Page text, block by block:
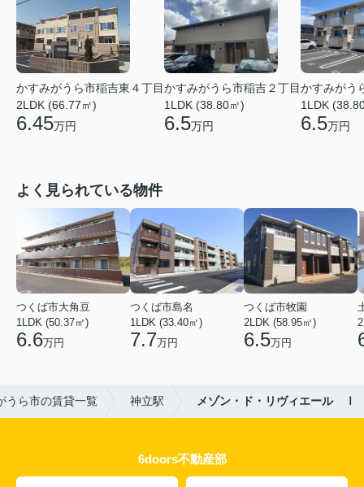
かすみがうら市稲吉東４丁目
2LDK (66.77㎡)
6.45万円
かすみがうら市稲吉２丁目
1LDK (38.80㎡)
6.5万円
かすみがう
1LDK
6.5万円
よく見られている物件
つくば市大角豆
1LDK (50.37㎡)
6.6万円
つくば市島名
1LDK (33.40㎡)
7.7万円
つくば市牧園
2LDK (58.95㎡)
6.5万円
うら市の賃貸一覧 神立駅 メゾン・ド・リヴィエール Ⅰ
6doors不動産部